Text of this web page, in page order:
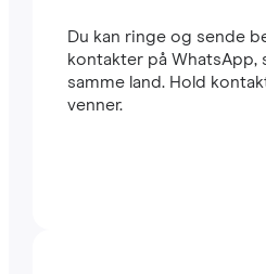
Du kan ringe og sende
kontakter på WhatsApp,
samme land. Hold
venner.